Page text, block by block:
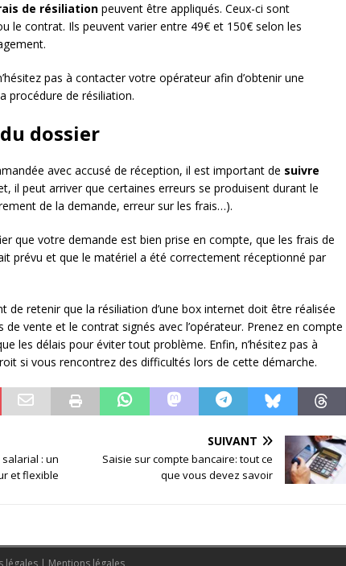
de résiliation peuvent être appliqués. Ceux-ci sont
le contrat. Ils peuvent varier entre 49€ et 150€ selon les
pas à contacter votre opérateur afin d’obtenir une
procédure de résiliation.
dossier
avec accusé de réception, il est important de suivre
il peut arriver que certaines erreurs se produisent durant le
de la demande, erreur sur les frais…).
que votre demande est bien prise en compte, que les frais de
prévu et que le matériel a été correctement réceptionné par
retenir que la résiliation d’une box internet doit être réalisée
vente et le contrat signés avec l’opérateur. Prenez en compte
les délais pour éviter tout problème. Enfin, n’hésitez pas à
si vous rencontrez des difficultés lors de cette démarche.
: un
et flexible
SUIVANT
Saisie sur compte bancaire: tout ce
que vous devez savoir
légales | Mentions légales